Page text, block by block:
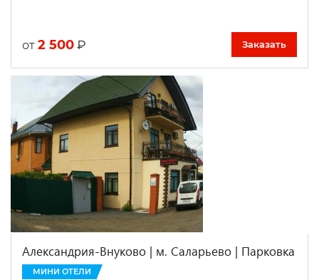
от 2 500 ₽ Заказать
Александрия-Внуково | м. Саларьево | Парковка
МИНИ ОТЕЛИ